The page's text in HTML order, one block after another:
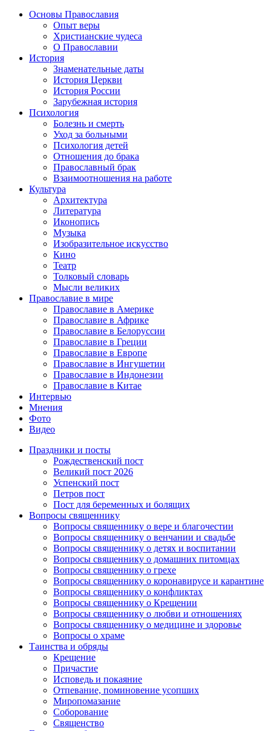
Основы Православия
Опыт веры
Христианские чудеса
О Православии
История
Знаменательные даты
История Церкви
История России
Зарубежная история
Психология
Болезнь и смерть
Уход за больными
Психология детей
Отношения до брака
Православный брак
Взаимоотношения на работе
Культура
Архитектура
Литература
Иконопись
Музыка
Изобразительное искусство
Кино
Театр
Толковый словарь
Мысли великих
Православие в мире
Православие в Америке
Православие в Африке
Православие в Белоруссии
Православие в Греции
Православие в Европе
Православие в Ингушетии
Православие в Индонезии
Православие в Китае
Интервью
Мнения
Фото
Видео
Праздники и посты
Рождественский пост
Великий пост 2026
Успенский пост
Петров пост
Пост для беременных и болящих
Вопросы священнику
Вопросы священнику о вере и благочестии
Вопросы священнику о венчании и свадьбе
Вопросы священнику о детях и воспитании
Вопросы священнику о домашних питомцах
Вопросы священнику о грехе
Вопросы священнику о коронавирусе и карантине
Вопросы священнику о конфликтах
Вопросы священнику о Крещении
Вопросы священнику о любви и отношениях
Вопросы священнику о медицине и здоровье
Вопросы о храме
Таинства и обряды
Крещение
Причастие
Исповедь и покаяние
Отпевание, поминовение усопших
Миропомазание
Соборование
Священство